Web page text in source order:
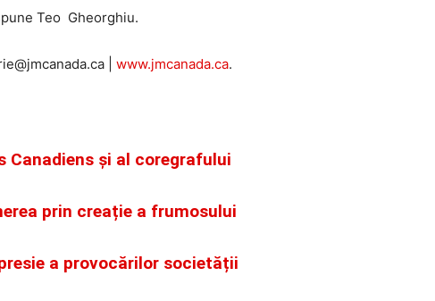
Teo Gheorghiu.
| www.jmcanada.ca.
Canadiens și al coregrafului
prin creație a frumosului
a provocărilor societății